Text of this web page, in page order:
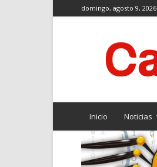
domingo, agosto 9, 2026
TI
Inicio Noticias